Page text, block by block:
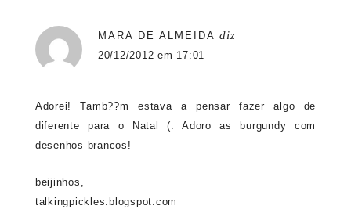
MARA DE ALMEIDA diz
20/12/2012 em 17:01
Adorei! Tamb??m estava a pensar fazer algo de
diferente para o Natal (: Adoro as burgundy com
desenhos brancos!
beijinhos,
talkingpickles.blogspot.com